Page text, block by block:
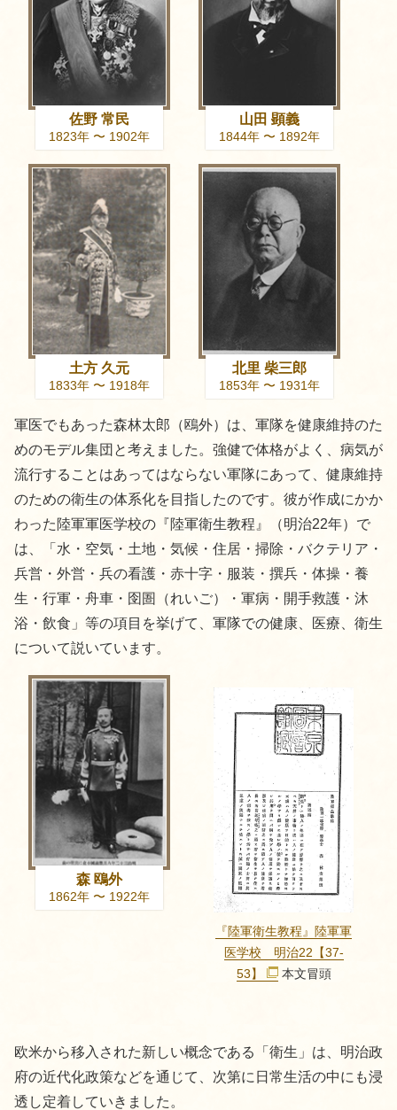
佐野 常民
1823年 〜 1902年
山田 顕義
1844年 〜 1892年
土方 久元
1833年 〜 1918年
北里 柴三郎
1853年 〜 1931年
軍医でもあった森林太郎（鴎外）は、軍隊を健康維持のた
めのモデル集団と考えました。強健で体格がよく、病気が
流行することはあってはならない軍隊にあって、健康維持
のための衛生の体系化を目指したのです。彼が作成にかか
わった陸軍軍医学校の『陸軍衛生教程』（明治22年）で
は、「水・空気・土地・気候・住居・掃除・バクテリア・
兵営・外営・兵の看護・赤十字・服装・撰兵・体操・養
生・行軍・舟車・囹圄（れいご）・軍病・開手救護・沐
浴・飲食」等の項目を挙げて、軍隊での健康、医療、衛生
について説いています。
森 鴎外
1862年 〜 1922年
『陸軍衛生教程』陸軍軍
医学校 明治22【37-
53】
本文冒頭
欧米から移入された新しい概念である「衛生」は、明治政
府の近代化政策などを通じて、次第に日常生活の中にも浸
透し定着していきました。